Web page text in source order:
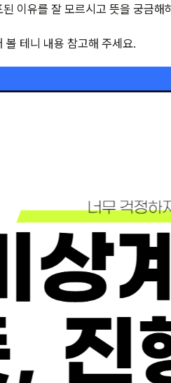
이유를 잘 모르시고 뜻을 궁금해
볼 테니 내용 참고해 주세요.